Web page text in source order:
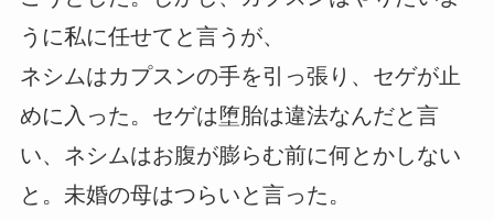
うに私に任せてと言うが、
ネシムはカプスンの手を引っ張り、セゲが止
めに入った。セゲは堕胎は違法なんだと言
い、ネシムはお腹が膨らむ前に何とかしない
と。未婚の母はつらいと言った。